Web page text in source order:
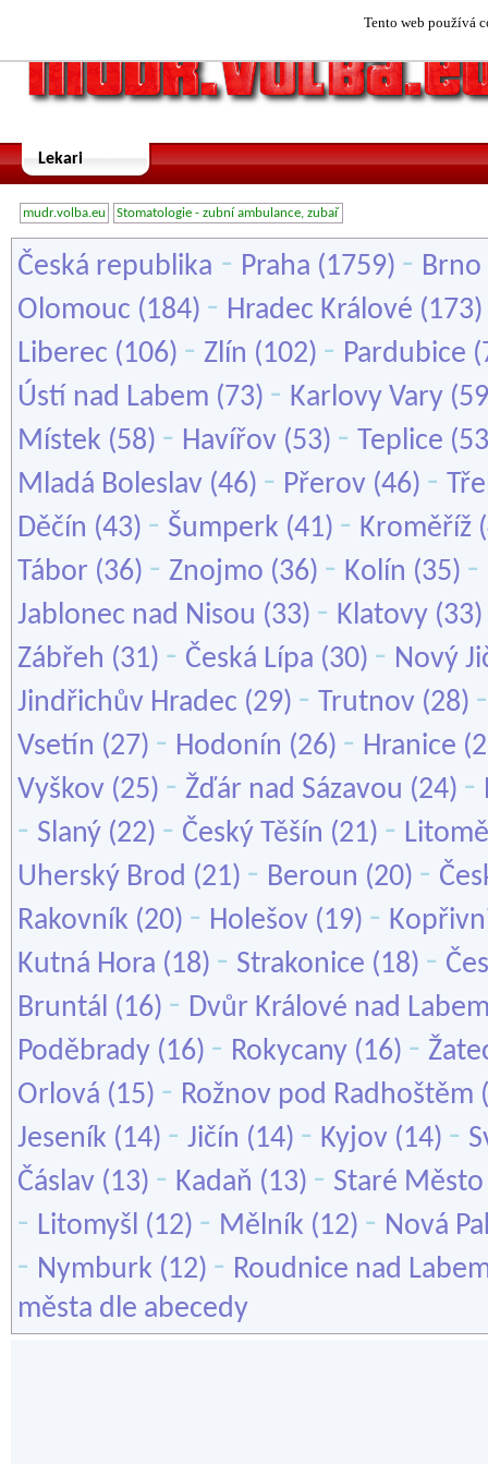
Tento web používá
Lekari
mudr.volba.eu Stomatologie - zubní ambulance, zubař
Česká republika - Praha (1759) - Brno
Olomouc (184) - Hradec Králové (173)
Liberec (106) - Zlín (102) - Pardubice
Ústí nad Labem (73) - Karlovy Vary
Místek (58) - Havířov (53) - Teplice
Mladá Boleslav (46) - Přerov (46) -
Děčín (43) - Šumperk (41) - Kroměříž
Tábor (36) - Znojmo (36) - Kolín (35) -
Jablonec nad Nisou (33) - Klatovy (33)
Zábřeh (31) - Česká Lípa (30) - Nový
Jindřichův Hradec (29) - Trutnov (28)
Vsetín (27) - Hodonín (26) - Hranice
Vyškov (25) - Žďár nad Sázavou (24) -
- Slaný (22) - Český Těšín (21) -
Uherský Brod (21) - Beroun (20) -
Rakovník (20) - Holešov (19) -
Kutná Hora (18) - Strakonice (18) -
Bruntál (16) - Dvůr Králové nad
Poděbrady (16) - Rokycany (16) -
Orlová (15) - Rožnov pod Radhoštěm
Jeseník (14) - Jičín (14) - Kyjov (14) -
Čáslav (13) - Kadaň (13) - Staré Město
- Litomyšl (12) - Mělník (12) - Nová
- Nymburk (12) - Roudnice nad
města dle abecedy